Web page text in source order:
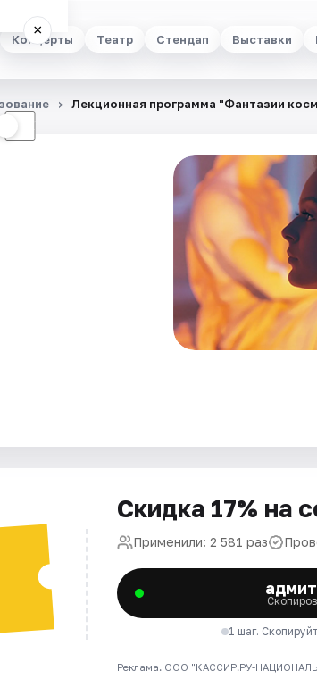
Концерты Театр Стендап Выставки
×
☾
Лекционная программа "Фантазии
Скидка 17% на
Применили: 2 581 раз
1 шаг.
Реклама. ООО "КАССИР.РУ-